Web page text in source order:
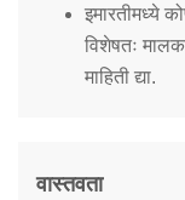
इमारतीमध्ये
विशेषतः
माहिती द्या.
वास्तवता